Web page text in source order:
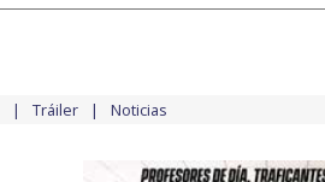
Tráiler Noticias